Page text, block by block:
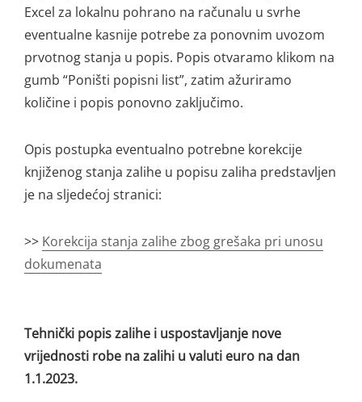
Excel za lokalnu pohrano na računalu u svrhe
eventualne kasnije potrebe za ponovnim uvozom
prvotnog stanja u popis. Popis otvaramo klikom na
gumb “Poništi popisni list”, zatim ažuriramo
količine i popis ponovno zaključimo.
Opis postupka eventualno potrebne korekcije
knjiženog stanja zalihe u popisu zaliha predstavljen
je na sljedećoj stranici:
>> Korekcija stanja zalihe zbog grešaka pri unosu
dokumenata
Tehnički popis zalihe i uspostavljanje nove
vrijednosti robe na zalihi u valuti euro na dan
1.1.2023.